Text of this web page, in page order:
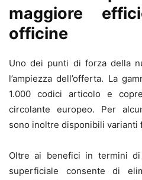
maggiore
officine
Uno dei punti di forza della
l’ampiezza dell’offerta. La
1.000 codici articolo e
circolante europeo. Per
sono inoltre disponibili varianti
Oltre ai benefici in termini
superficiale consente di